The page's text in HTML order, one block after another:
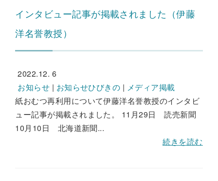
インタビュー記事が掲載されました（伊藤
洋名誉教授）
2022.12. 6
お知らせ | お知らせひびきの | メディア掲載
紙おむつ再利用について伊藤洋名誉教授のインタビ
ュー記事が掲載されました。 11月29日 読売新聞
10月10日 北海道新聞...
続きを読む